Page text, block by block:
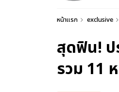
หน้าแรก exclusive
สุดฟิน! ป
รวม 11